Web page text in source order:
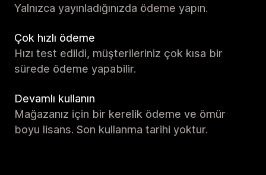
Yalnızca yayınladığınızda ödeme yapın.
Çok hızlı ödeme
Hızı test edildi, müşterileriniz çok kısa bir
sürede ödeme yapabilir.
Devamlı kullanın
Mağazanız için bir kerelik ödeme ve ömür
boyu lisans. Son kullanma tarihi yoktur.